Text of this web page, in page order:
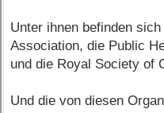
Unter ihnen befinden
Association, die Public
und die Royal Society of
Und die von diesen